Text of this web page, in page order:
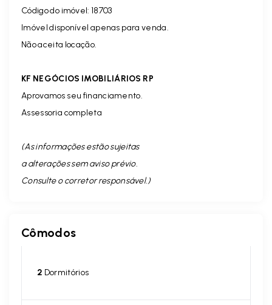
Código do imóvel: 18703
Imóvel disponível apenas para venda.
Não aceita locação.
KF NEGÓCIOS IMOBILIÁRIOS RP
Aprovamos seu financiamento.
Assessoria completa
(As informações estão sujeitas
a alterações sem aviso prévio.
Consulte o corretor responsável. )
Cômodos
2 Dormitórios